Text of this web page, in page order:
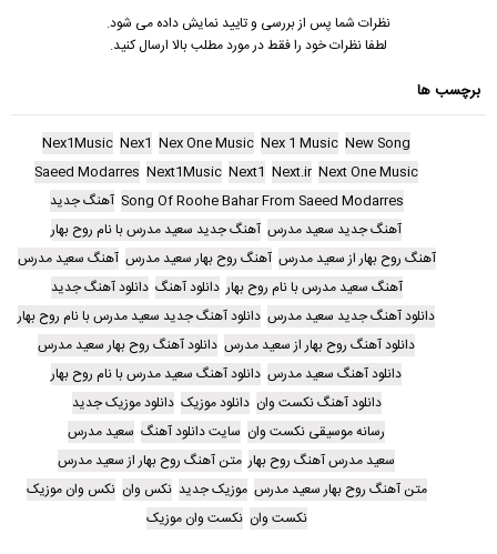
نظرات شما پس از بررسی و تایید نمایش داده می شود.
لطفا نظرات خود را فقط در مورد مطلب بالا ارسال کنید.
برچسب ها
New Song
Nex 1 Music
Nex One Music
Nex1
Nex1Music
Next One Music
Next.ir
Next1
Next1Music
Saeed Modarres
Song Of Roohe Bahar From Saeed Modarres آهنگ جدید
آهنگ جدید سعید مدرس آهنگ جدید سعید مدرس با نام روح بهار
آهنگ روح بهار از سعید مدرس آهنگ روح بهار سعید مدرس آهنگ سعید مدرس
آهنگ سعید مدرس با نام روح بهار دانلود آهنگ دانلود آهنگ جدید
دانلود آهنگ جدید سعید مدرس دانلود آهنگ جدید سعید مدرس با نام روح بهار
دانلود آهنگ روح بهار از سعید مدرس دانلود آهنگ روح بهار سعید مدرس
دانلود آهنگ سعید مدرس دانلود آهنگ سعید مدرس با نام روح بهار
دانلود آهنگ نکست وان دانلود موزیک دانلود موزیک جدید
رسانه موسیقی نکست وان سایت دانلود آهنگ سعید مدرس
سعید مدرس آهنگ روح بهار متن آهنگ روح بهار از سعید مدرس
متن آهنگ روح بهار سعید مدرس موزیک جدید نکس وان نکس وان موزیک
نکست وان نکست وان موزیک